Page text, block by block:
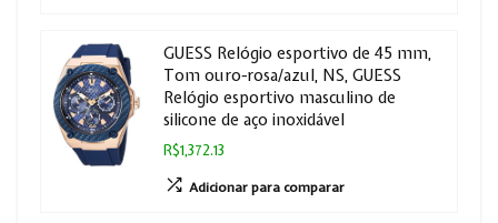
GUESS Relógio esportivo de 45 mm,
Tom ouro-rosa/azul, NS, GUESS
Relógio esportivo masculino de
silicone de aço inoxidável
R$1,372.13
Adicionar para comparar